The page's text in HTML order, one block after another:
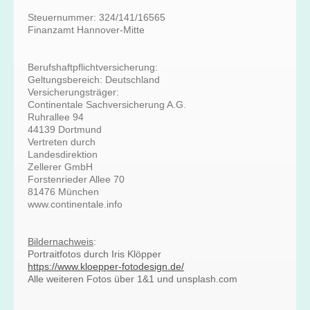
Steuernummer: 324/141/16565
Finanzamt Hannover-Mitte
Berufshaftpflichtversicherung:
Geltungsbereich: Deutschland
Versicherungsträger:
Continentale Sachversicherung A.G.
Ruhrallee 94
44139 Dortmund
Vertreten durch
Landesdirektion
Zellerer GmbH
Forstenrieder Allee 70
81476 München
www.continentale.info
Bildernachweis:
Portraitfotos durch Iris Klöpper
https://www.kloepper-fotodesign.de/
Alle weiteren Fotos über 1&1 und unsplash.com